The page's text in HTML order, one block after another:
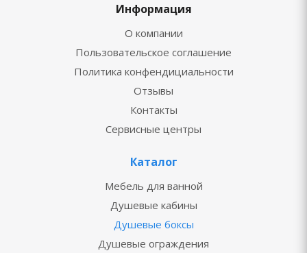
Информация
О компании
Пользовательское соглашение
Политика конфендициальности
Отзывы
Контакты
Сервисные центры
Каталог
Мебель для ванной
Душевые кабины
Душевые боксы
Душевые ограждения